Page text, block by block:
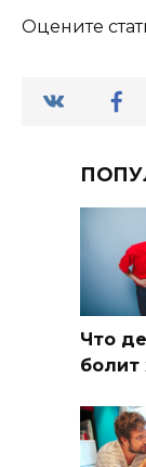
Оцените
Что
болит